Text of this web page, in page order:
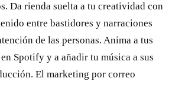
Da rienda suelta a tu creatividad con
entre bastidores y narraciones
de las personas. Anima a tus
Spotify y a añadir tu música a sus
El marketing por correo